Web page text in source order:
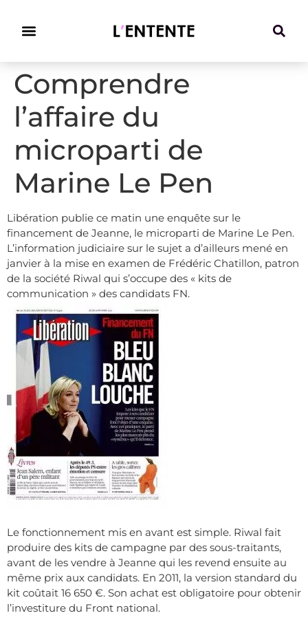
Comprendre
l’affaire du
microparti de
Marine Le Pen
Libération publie ce matin une enquête sur le
financement de Jeanne, le microparti de Marine Le Pen.
L’information judiciaire sur le sujet a d’ailleurs mené en
janvier à la mise en examen de Frédéric Chatillon, patron
de la société Riwal qui s’occupe des « kits de
communication » des candidats FN.
Le fonctionnement mis en avant est simple. Riwal fait
produire des kits de campagne par des sous-traitants,
avant de les vendre à Jeanne qui les revend ensuite au
même prix aux candidats. En 2011, la version standard du
kit coûtait 16 650 €. Son achat est obligatoire pour obtenir
l’investiture du Front national.